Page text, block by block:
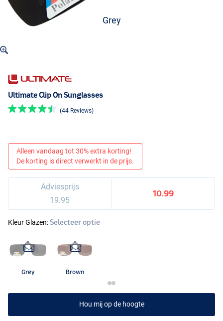
Grey
Ultimate Clip On Sunglasses
(44 Reviews)
Alleen vandaag tot 30% extra korting!
De korting is direct verwerkt in de prijs.
Adviesprijs
19.95
10.99
Kleur Glazen:Selecteer optie
Grey Brown
Hou mij op de hoogte